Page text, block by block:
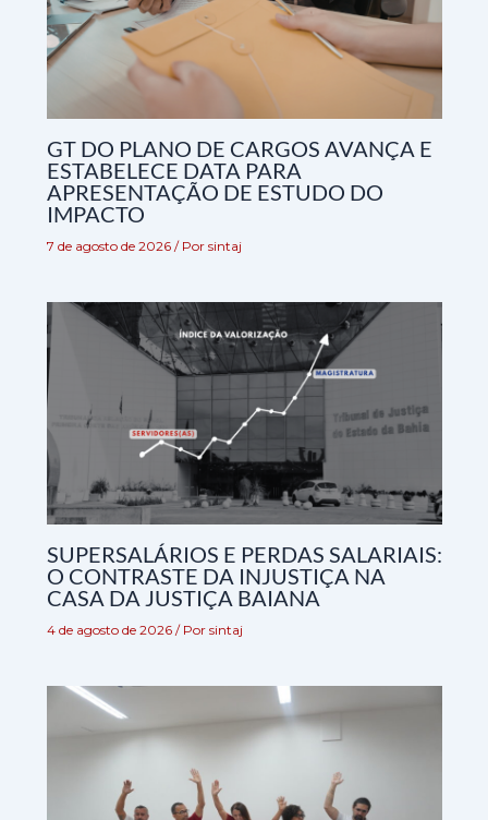
GT DO PLANO DE CARGOS AVANÇA E
ESTABELECE DATA PARA
APRESENTAÇÃO DE ESTUDO DO
IMPACTO
7 de agosto de 2026 / Por sintaj
SUPERSALÁRIOS E PERDAS SALARIAIS:
O CONTRASTE DA INJUSTIÇA NA
CASA DA JUSTIÇA BAIANA
4 de agosto de 2026 / Por sintaj